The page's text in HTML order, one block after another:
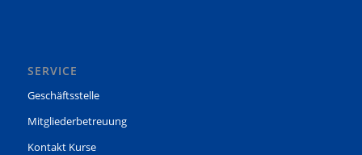
SERVICE
Geschäftsstelle
Mitgliederbetreuung
Kontakt Kurse